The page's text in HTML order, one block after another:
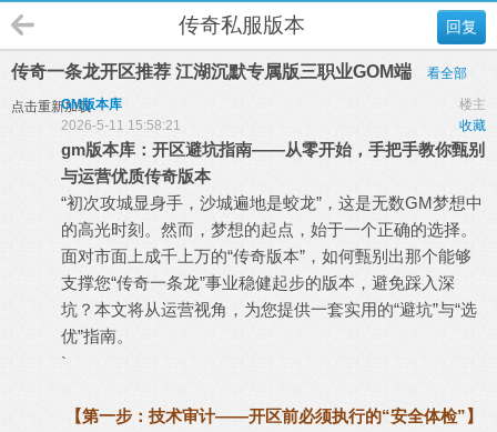
回复
传奇私服版本
传奇一条龙开区推荐 江湖沉默专属版三职业GOM端 看全部
点击重新加载 楼主
GM版本库
收藏
2026-5-11 15:58:21
gm版本库 ：开区避坑指南——从零开始，手把手教你甄别
与运营优质传奇版本
“初次攻城显身手，沙城遍地是蛟龙”，这是无数GM梦想中
的高光时刻。然而，梦想的起点，始于一个正确的选择。
面对市面上成千上万的“传奇版本”，如何甄别出那个能够
支撑您“传奇一条龙”事业稳健起步的版本，避免踩入深
坑？本文将从运营视角，为您提供一套实用的“避坑”与“选
优”指南。
`
【第一步：技术审计——开区前必须执行的“安全体检”】